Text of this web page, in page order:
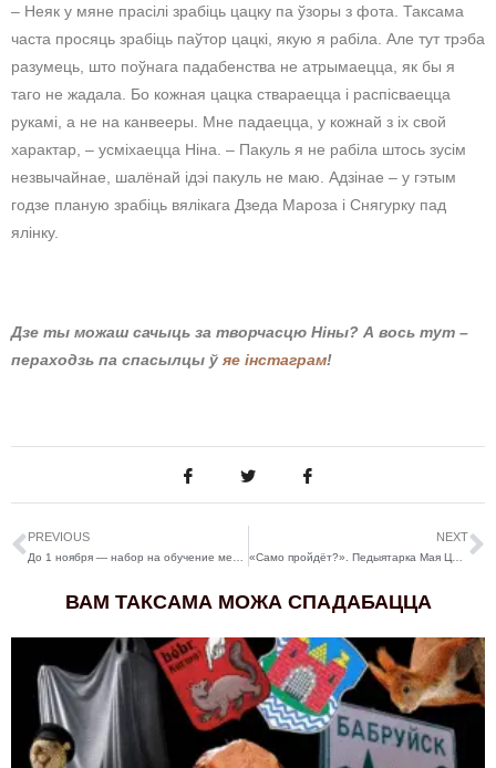
– Неяк у мяне прасілі зрабіць цацку па ўзоры з фота. Таксама
часта просяць зрабіць паўтор цацкі, якую я рабіла. Але тут трэба
разумець, што поўнага падабенства не атрымаецца, як бы я
таго не жадала. Бо кожная цацка ствараецца і распісваецца
рукамі, а не на канвееры. Мне падаецца, у кожнай з іх свой
характар, – усміхаецца Ніна. – Пакуль я не рабіла штось зусім
незвычайнае, шалёнай ідэі пакуль не маю. Адзінае – у гэтым
годзе планую зрабіць вялікага Дзеда Мароза і Снягурку пад
ялінку.
Дзе ты можаш сачыць за творчасцю Ніны? А вось тут –
пераходзь па спасылцы ў яе інстаграм!
PREVIOUS NEXT
«Само пройдёт?». Педыятарка Мая Церакулава стварыла ютуб-канал пра дзіцячае здароўе
ВАМ ТАКСАМА МОЖА СПАДАБАЦЦА